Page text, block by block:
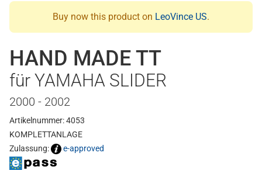
Buy now this product on LeoVince US.
HAND MADE TT
für YAMAHA SLIDER
2000 - 2002
Artikelnummer: 4053
KOMPLETTANLAGE
Zulassung:
e-approved